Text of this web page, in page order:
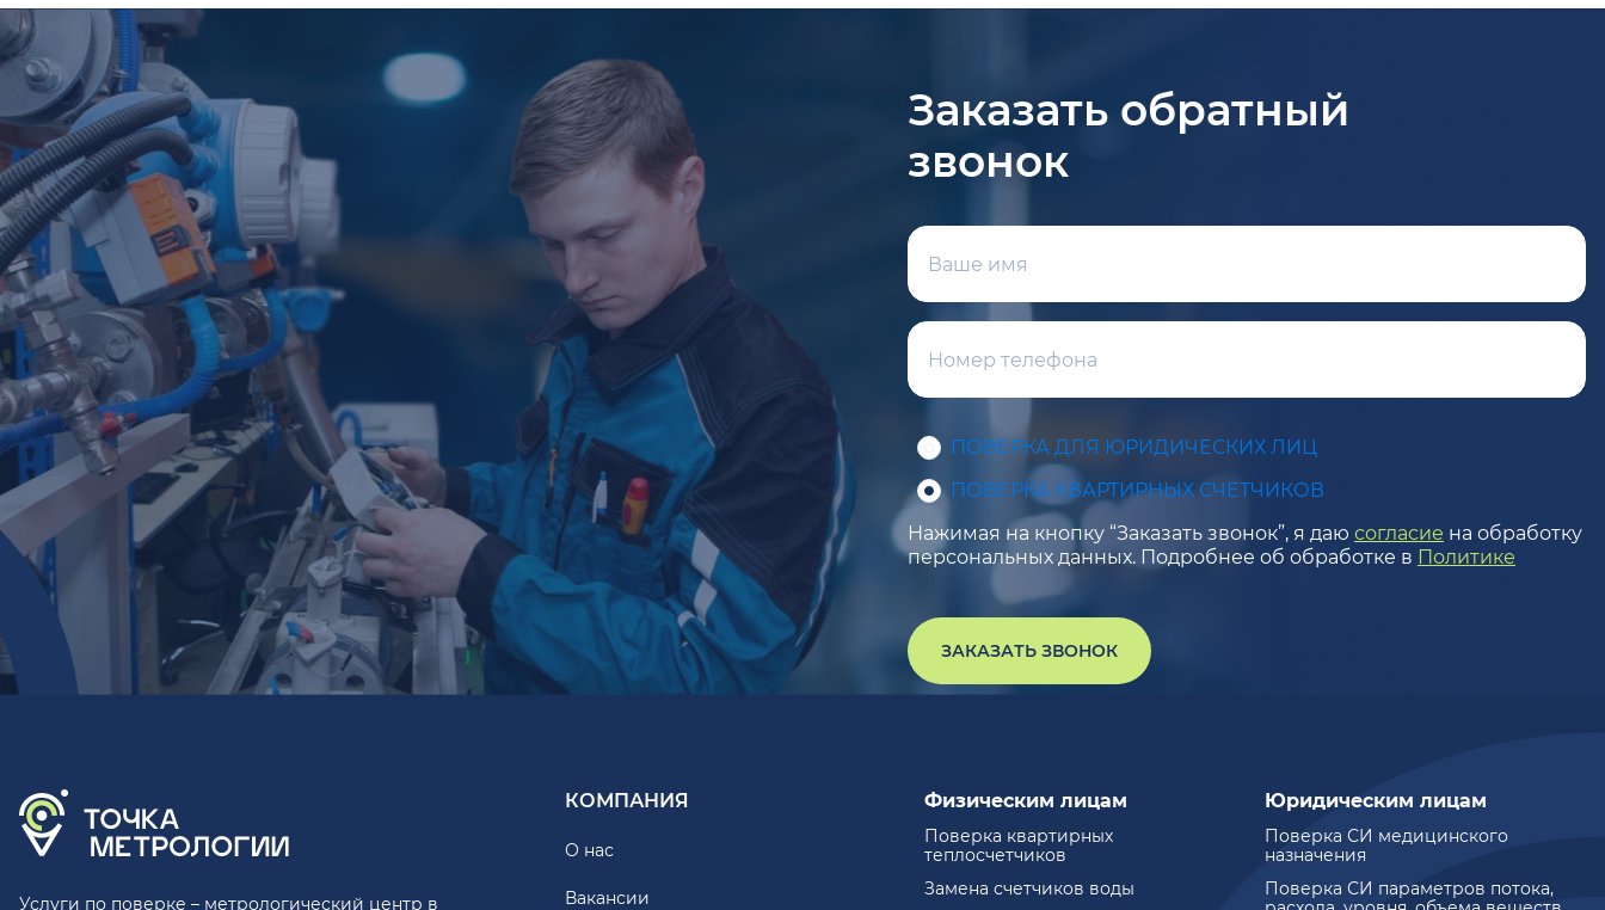
Заказать обратный
звонок
ПОВЕРКА ДЛЯ ЮРИДИЧЕСКИХ ЛИЦ
ПОВЕРКА КВАРТИРНЫХ СЧЕТЧИКОВ
Нажимая на кнопку “Заказать звонок”, я даю согласие на обработку
персональных данных. Подробнее об обработке в Политике
ЗАКАЗАТЬ ЗВОНОК
Услуги по поверке – метрологический центр в
КОМПАНИЯ
О нас
Вакансии
Физическим лицам
Поверка квартирных
теплосчетчиков
Замена счетчиков воды
Юридическим лицам
Поверка СИ медицинского
назначения
Поверка СИ параметров потока,